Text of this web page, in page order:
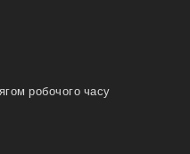
робочого часу